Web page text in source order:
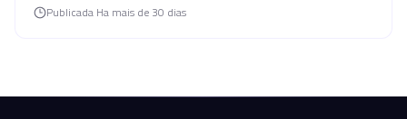
Publicada Ha mais de 30 dias